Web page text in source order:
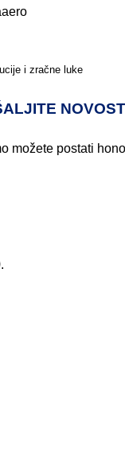
i zračne luke
NOVOST
možete postati